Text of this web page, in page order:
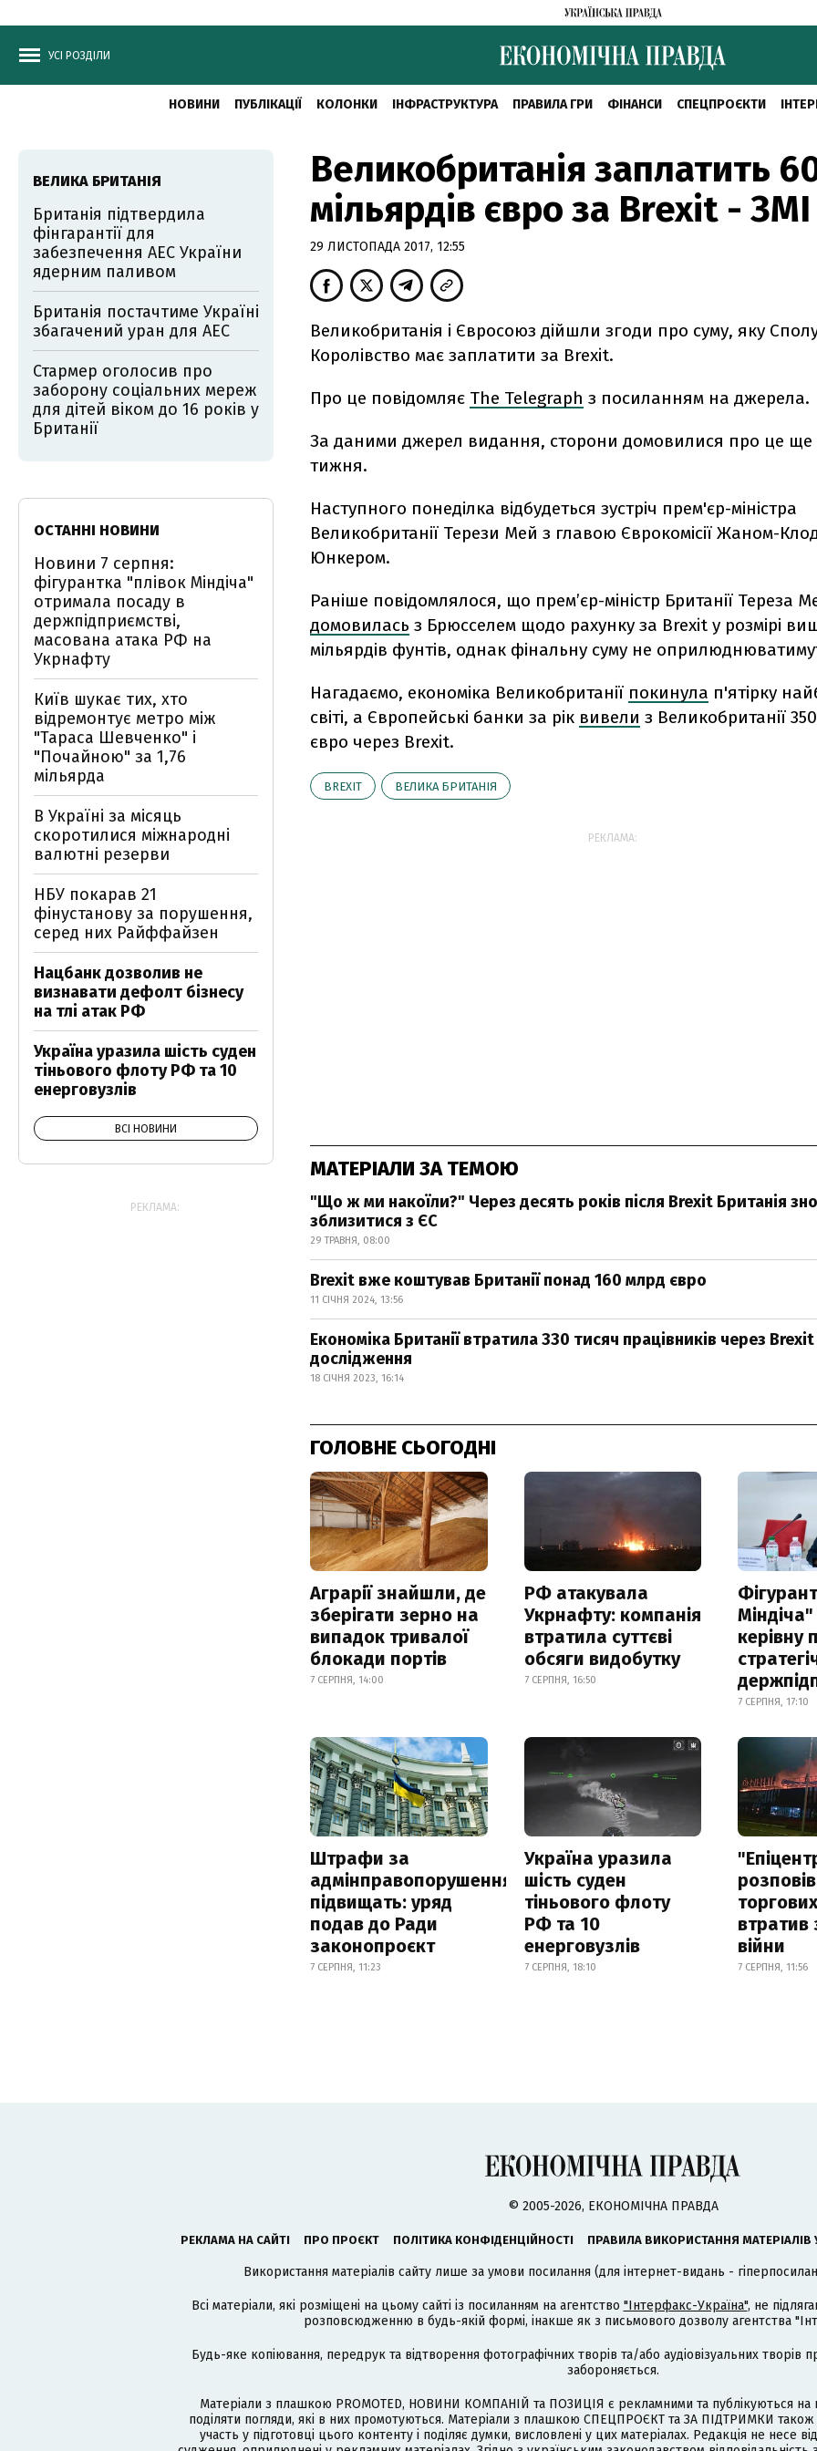
УСІ РОЗДІЛИ
НОВИНИ ПУБЛІКАЦІЇ КОЛОНКИ ІНФРАСТРУКТУРА ПРАВИЛА ГРИ ФІНАНСИ СПЕЦПРОЄКТИ
Великобританія заплатить
мільярдів євро за Brexit - ЗМІ
29 ЛИСТОПАДА 2017, 12:55
Великобританія і Євросоюз дійшли згоди про суму, яку
Королівство має заплатити за Brexit.
Про це повідомляє The Telegraph з посиланням на джерела.
За даними джерел видання, сторони домовилися про це ще
тижня.
Наступного понеділка відбудеться зустріч прем'єр-міністра
Великобританії Терези Мей з главою Єврокомісії Жаном-
Юнкером.
Раніше повідомлялося, що прем’єр-міністр Британії Тереза
домовилась з Брюсселем щодо рахунку за Brexit у розмірі
мільярдів фунтів, однак фінальну суму не
Нагадаємо, економіка Великобританії покинула п'ятірку
світі, а Європейські банки за рік вивели з Великобританії
євро через Brexit.
BREXIT ВЕЛИКА БРИТАНІЯ
РЕКЛАМА:
МАТЕРІАЛИ ЗА ТЕМОЮ
"Що ж ми накоїли?" Через десять років після Brexit Британія
зблизитися з ЄС
29 ТРАВНЯ, 08:00
Brexit вже коштував Британії понад 160 млрд євро
11 СІЧНЯ 2024, 13:56
Економіка Британії втратила 330 тисяч працівників через
дослідження
18 СІЧНЯ 2023, 16:14
ГОЛОВНЕ СЬОГОДНІ
Аграрії знайшли, де
зберігати зерно на
випадок тривалої
блокади портів
7 СЕРПНЯ, 14:00
РФ атакувала
Укрнафту: компанія
втратила суттєві
обсяги видобутку
7 СЕРПНЯ, 16:50
керівну
7 СЕРПНЯ, 17:10
Штрафи за
адмінправопорушення
підвищать: уряд
подав до Ради
законопроєкт
7 СЕРПНЯ, 11:23
Україна уразила
шість суден
тіньового флоту
РФ та 10
енерговузлів
7 СЕРПНЯ, 18:10
втратив
війни
7 СЕРПНЯ, 11:56
ВЕЛИКА БРИТАНІЯ
Британія підтвердила
фінгарантії для
забезпечення АЕС України
ядерним паливом
Британія постачтиме Україні
збагачений уран для АЕС
Стармер оголосив про
заборону соціальних мереж
для дітей віком до 16 років у
Британії
ОСТАННІ НОВИНИ
Новини 7 серпня:
фігурантка "плівок Міндіча"
отримала посаду в
держпідприємстві,
масована атака РФ на
Укрнафту
Київ шукає тих, хто
відремонтує метро між
"Тараса Шевченко" і
"Почайною" за 1,76
мільярда
В Україні за місяць
скоротилися міжнародні
валютні резерви
НБУ покарав 21
фінустанову за порушення,
серед них Райффайзен
Нацбанк дозволив не
визнавати дефолт бізнесу
на тлі атак РФ
Україна уразила шість суден
тіньового флоту РФ та 10
енерговузлів
ВСІ НОВИНИ
РЕКЛАМА:
© 2005-2026, ЕКОНОМІЧНА ПРАВДА
РЕКЛАМА НА САЙТІ ПРО ПРОЄКТ ПОЛІТИКА КОНФІДЕНЦІЙНОСТІ ПРАВИЛА ВИКОРИСТАННЯ МАТЕРІАЛІВ
Використання матеріалів сайту лише за умови посилання (для інтернет-видань -
Всі матеріали, які розміщені на цьому сайті із посиланням на агентство "Інтерфакс-Україна", не
розповсюдженню в будь-якій формі, інакше як з письмового дозволу агентства
Будь-яке копіювання, передрук та відтворення фотографічних творів та/або аудіовізуальних
забороняється.
Матеріали з плашкою PROMOTED, НОВИНИ КОМПАНІЙ та ПОЗИЦІЯ є рекламними та публікуються на
поділяти погляди, які в них промотуються. Матеріали з плашкою СПЕЦПРОЄКТ та ЗА ПІДТРИМКИ
участь у підготовці цього контенту і поділяє думки, висловлені у цих матеріалах. Редакція не несе